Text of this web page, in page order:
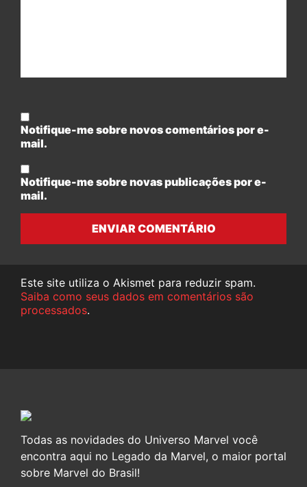
Notifique-me sobre novos comentários por e-
mail.
Notifique-me sobre novas publicações por e-
mail.
ENVIAR COMENTÁRIO
Este site utiliza o Akismet para reduzir spam.
Saiba como seus dados em comentários são
processados.
Todas as novidades do Universo Marvel você
encontra aqui no Legado da Marvel, o maior portal
sobre Marvel do Brasil!